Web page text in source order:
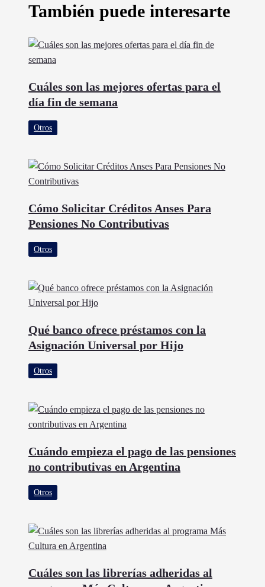
También puede interesarte
Cuáles son las mejores ofertas para el
día fin de semana
Otros
Cómo Solicitar Créditos Anses Para
Pensiones No Contributivas
Otros
Qué banco ofrece préstamos con la
Asignación Universal por Hijo
Otros
Cuándo empieza el pago de las pensiones
no contributivas en Argentina
Otros
Cuáles son las librerías adheridas al